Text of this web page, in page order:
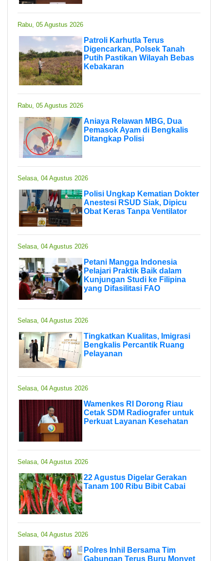
Rabu, 05 Agustus 2026
Patroli Karhutla Terus
Digencarkan, Polsek Tanah
Putih Pastikan Wilayah Bebas
Kebakaran
Rabu, 05 Agustus 2026
Aniaya Relawan MBG, Dua
Pemasok Ayam di Bengkalis
Ditangkap Polisi
Selasa, 04 Agustus 2026
Polisi Ungkap Kematian Dokter
Anestesi RSUD Siak, Dipicu
Obat Keras Tanpa Ventilator
Selasa, 04 Agustus 2026
Petani Mangga Indonesia
Pelajari Praktik Baik dalam
Kunjungan Studi ke Filipina
yang Difasilitasi FAO
Selasa, 04 Agustus 2026
Tingkatkan Kualitas, Imigrasi
Bengkalis Percantik Ruang
Pelayanan
Selasa, 04 Agustus 2026
Wamenkes RI Dorong Riau
Cetak SDM Radiografer untuk
Perkuat Layanan Kesehatan
Selasa, 04 Agustus 2026
22 Agustus Digelar Gerakan
Tanam 100 Ribu Bibit Cabai
Selasa, 04 Agustus 2026
Polres Inhil Bersama Tim
Gabungan Terus Buru Monyet